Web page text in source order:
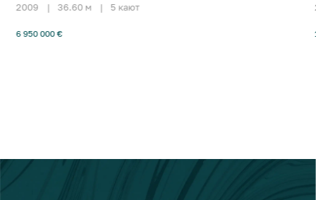
2009 | 36.60 м | 5 кают
6 950 000 €